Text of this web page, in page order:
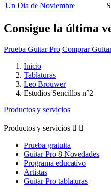
Un Dia de Noviembre
Consigue la última
Prueba Guitar Pro Comprar
Inicio
Tablaturas
Leo Brouwer
Estudios Sencillos n°2
Productos y servicios
Productos y servicios  
Prueba gratuita
Guitar Pro 8 Novedades
Programa educativo
Artistas
Guitar Pro tablaturas